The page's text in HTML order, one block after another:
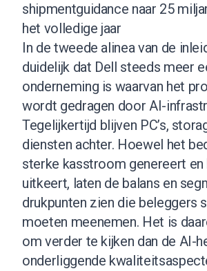
shipmentguidance naar 25
het volledige jaar
In de tweede alinea van de
duidelijk dat Dell steeds meer
onderneming is waarvan het
wordt gedragen door AI-
Tegelijkertijd blijven PC’s,
diensten achter. Hoewel het
sterke kasstroom genereert en
uitkeert, laten de balans en
drukpunten zien die beleggers
moeten meenemen. Het is
om verder te kijken dan de AI-
onderliggende